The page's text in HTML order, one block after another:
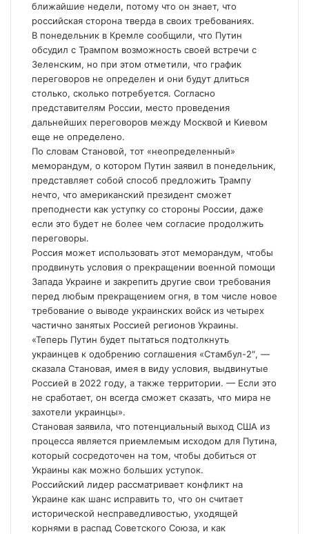
ближайшие недели, потому что он знает, что
российская сторона тверда в своих требованиях.
В понедельник в Кремле сообщили, что Путин
обсудил с Трампом возможность своей встречи с
Зеленским, но при этом отметили, что график
переговоров не определен и они будут длиться
столько, сколько потребуется. Согласно
представителям России, место проведения
дальнейших переговоров между Москвой и Киевом
еще не определено.
По словам Становой, тот «неопределенный»
меморандум, о котором Путин заявил в понедельник,
представляет собой способ предложить Трампу
нечто, что американский президент сможет
преподнести как уступку со стороны России, даже
если это будет не более чем согласие продолжить
переговоры.
Россия может использовать этот меморандум, чтобы
продвинуть условия о прекращении военной помощи
Запада Украине и закрепить другие свои требования
перед любым прекращением огня, в том числе новое
требование о выводе украинских войск из четырех
частично занятых Россией регионов Украины.
«Теперь Путин будет пытаться подтолкнуть
украинцев к одобрению соглашения «Стамбул-2″, —
сказала Становая, имея в виду условия, выдвинутые
Россией в 2022 году, а также территории. — Если это
не сработает, он всегда сможет сказать, что мира не
захотели украинцы».
Становая заявила, что потенциальный выход США из
процесса является приемлемым исходом для Путина,
который сосредоточен на том, чтобы добиться от
Украины как можно больших уступок.
Российский лидер рассматривает конфликт на
Украине как шанс исправить то, что он считает
исторической несправедливостью, уходящей
корнями в распад Советского Союза, и как